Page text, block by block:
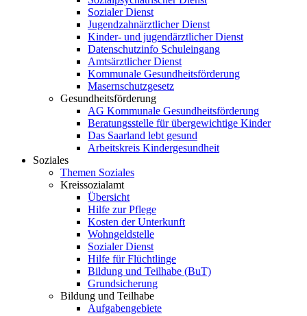
Sozialer Dienst
Jugendzahnärztlicher Dienst
Kinder- und jugendärztlicher Dienst
Datenschutzinfo Schuleingang
Amtsärztlicher Dienst
Kommunale Gesundheitsförderung
Masernschutzgesetz
Gesundheitsförderung
AG Kommunale Gesundheitsförderung
Beratungsstelle für übergewichtige Kinder
Das Saarland lebt gesund
Arbeitskreis Kindergesundheit
Soziales
Themen Soziales
Kreissozialamt
Übersicht
Hilfe zur Pflege
Kosten der Unterkunft
Wohngeldstelle
Sozialer Dienst
Hilfe für Flüchtlinge
Bildung und Teilhabe (BuT)
Grundsicherung
Bildung und Teilhabe
Aufgabengebiete